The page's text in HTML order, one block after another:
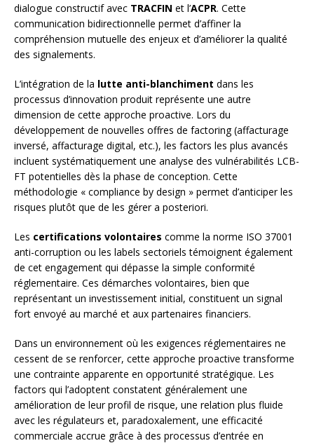
dialogue constructif avec TRACFIN et l’ACPR. Cette
communication bidirectionnelle permet d’affiner la
compréhension mutuelle des enjeux et d’améliorer la qualité
des signalements.
L’intégration de la lutte anti-blanchiment dans les
processus d’innovation produit représente une autre
dimension de cette approche proactive. Lors du
développement de nouvelles offres de factoring (affacturage
inversé, affacturage digital, etc.), les factors les plus avancés
incluent systématiquement une analyse des vulnérabilités LCB-
FT potentielles dès la phase de conception. Cette
méthodologie « compliance by design » permet d’anticiper les
risques plutôt que de les gérer a posteriori.
Les certifications volontaires comme la norme ISO 37001
anti-corruption ou les labels sectoriels témoignent également
de cet engagement qui dépasse la simple conformité
réglementaire. Ces démarches volontaires, bien que
représentant un investissement initial, constituent un signal
fort envoyé au marché et aux partenaires financiers.
Dans un environnement où les exigences réglementaires ne
cessent de se renforcer, cette approche proactive transforme
une contrainte apparente en opportunité stratégique. Les
factors qui l’adoptent constatent généralement une
amélioration de leur profil de risque, une relation plus fluide
avec les régulateurs et, paradoxalement, une efficacité
commerciale accrue grâce à des processus d’entrée en